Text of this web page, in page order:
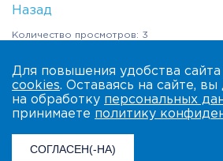
Назад
Количество просмотров: 3
Для повышения удобства
cookies. Оставаясь на сайте, вы
на обработку персональных
принимаете политику
СОГЛАСЕН(-НА)